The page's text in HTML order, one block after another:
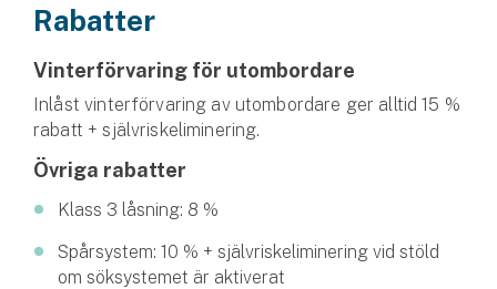
Motorcykel
Mc-försäkring
Båtförsäkring
Märkesförsäkringar
Rabatter
Vinterförvaring för utombordare
Inlåst vinterförvaring av utombordare ger alltid 15 %
rabatt + självriskeliminering.
Övriga rabatter
Klass 3 låsning: 8 %
Spårsystem: 10 % + självriskeliminering vid stöld
om söksystemet är aktiverat